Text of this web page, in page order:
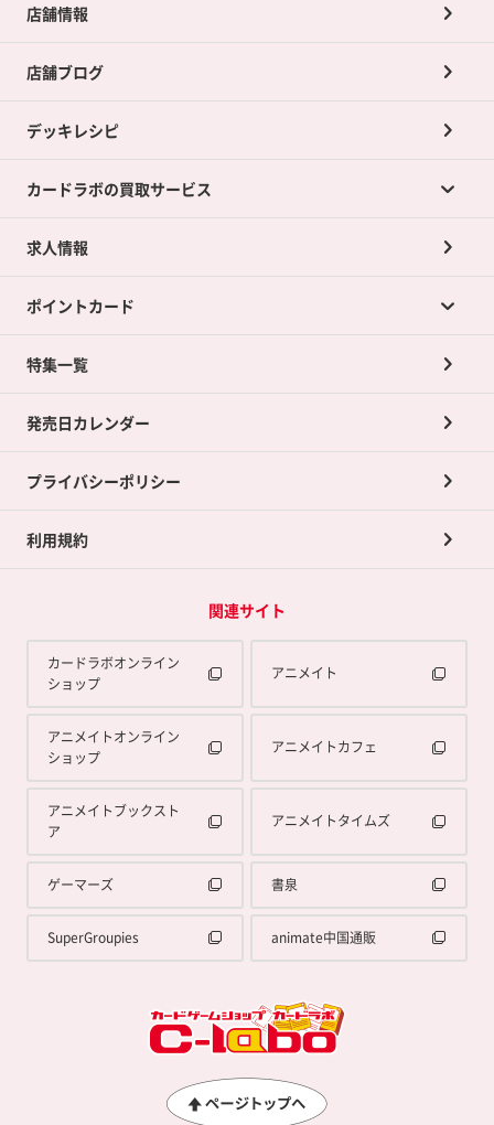
店舗情報
店舗ブログ
デッキレシピ
カードラボの買取サービス
カードラボの買取サービスTOP
店舗買取について
ネット買取について
買取承諾書について
求人情報
ポイントカード
ポイントカードTOP
ポイント交換景品
特集一覧
発売日カレンダー
プライバシーポリシー
利用規約
関連サイト
カードラボオンライン
ショップ
アニメイト
アニメイトオンライン
ショップ
アニメイトカフェ
アニメイトブックスト
ア
アニメイトタイムズ
ゲーマーズ 書泉
SuperGroupies animate中国通販